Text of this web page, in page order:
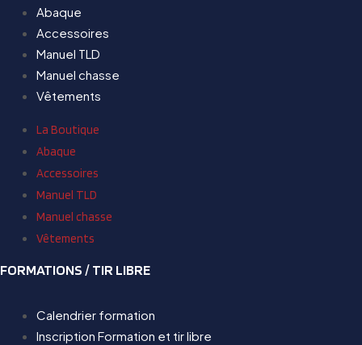
Abaque
Accessoires
Manuel TLD
Manuel chasse
Vêtements
La Boutique
Abaque
Accessoires
Manuel TLD
Manuel chasse
Vêtements
FORMATIONS / TIR LIBRE
Calendrier formation
Inscription Formation et tir libre